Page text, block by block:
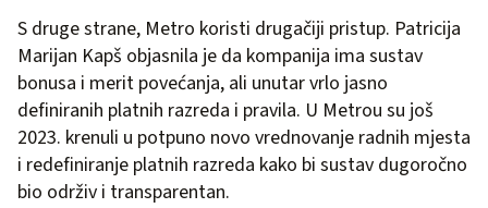
S druge strane, Metro koristi drugačiji pristup. Patricija
Marijan Kapš objasnila je da kompanija ima sustav
bonusa i merit povećanja, ali unutar vrlo jasno
definiranih platnih razreda i pravila. U Metrou su još
2023. krenuli u potpuno novo vrednovanje radnih mjesta
i redefiniranje platnih razreda kako bi sustav dugoročno
bio održiv i transparentan.